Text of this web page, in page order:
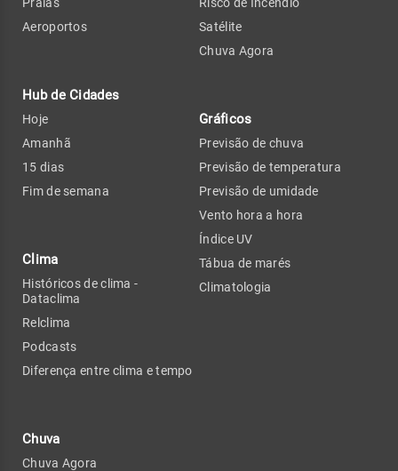
Praias
Aeroportos
Hub de Cidades
Hoje
Amanhã
15 dias
Fim de semana
Clima
Históricos de clima -
Dataclima
Relclima
Podcasts
Diferença entre clima e tempo
Chuva
Chuva Agora
Risco de Incêndio
Satélite
Chuva Agora
Gráficos
Previsão de chuva
Previsão de temperatura
Previsão de umidade
Vento hora a hora
Índice UV
Tábua de marés
Climatologia